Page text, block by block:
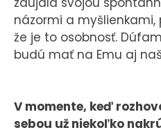
názormi a
že je to osobnosť.
budú mať na Emu aj
V momente, keď
sebou už niekoľko